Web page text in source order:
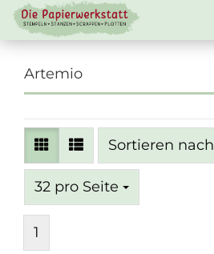
Artemio
Sortieren nach
Sortieren nach
32 pro Seite
pro Seite
1